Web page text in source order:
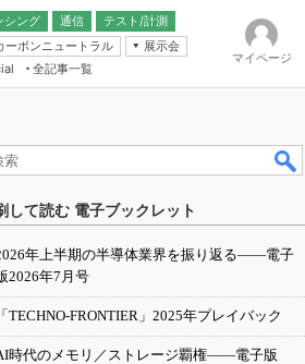
シング
通信
テスト/計測
ーボンニュートラル
展示会
ピューティング
全記事一覧
マイページ
して読む 電子ブックレット
年上半期の半導体業界を振り返る――電子
2026年7月号
「TECHNO-FRONTIER」2025年プレイバック
時代のメモリ／ストレージ覇権――電子版